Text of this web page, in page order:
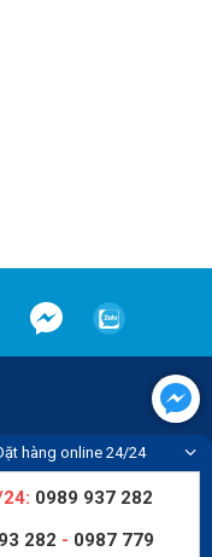
hàng online 24/24
0989 937 282
282 - 0987 779